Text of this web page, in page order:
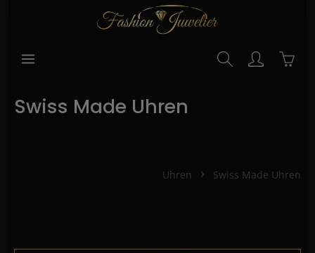
Swiss Made Uhren
Uhren Swiss Made Uhren